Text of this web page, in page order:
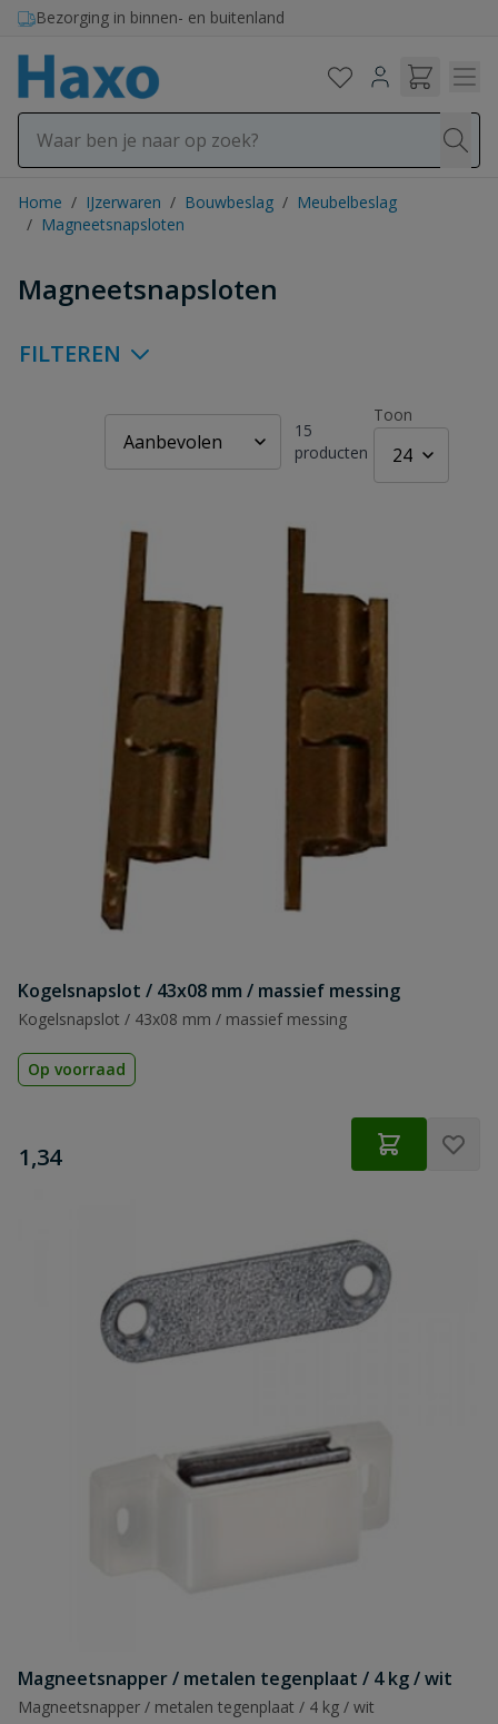
Ga naar de inhoud
Bezorging in binnen- en buitenland
Home / IJzerwaren / Bouwbeslag / Meubelbeslag
/ Magneetsnapsloten
Magneetsnapsloten
FILTEREN
15
producten
Toon
Kogelsnapslot / 43x08 mm / massief messing
Kogelsnapslot / 43x08 mm / massief messing
Op voorraad
€
1,34
Magneetsnapper / metalen tegenplaat / 4 kg / wit
Magneetsnapper / metalen tegenplaat / 4 kg / wit